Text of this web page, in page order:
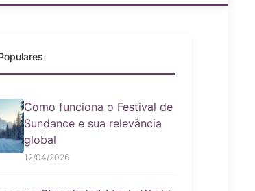
Como funciona o Festival de
Sundance e sua relevância
global
12/04/2026